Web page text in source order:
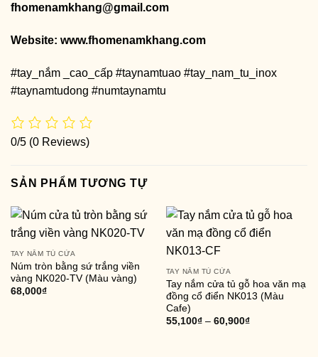
fhomenamkhang@gmail.com
Website: www.fhomenamkhang.com
#tay_nắm _cao_cấp #taynamtuao #tay_nam_tu_inox
#taynamtudong #numtaynamtu
0/5 (0 Reviews)
SẢN PHẨM TƯƠNG TỰ
TAY NẮM TỦ CỬA
Núm tròn bằng sứ trắng viền
vàng NK020-TV (Màu vàng)
68,000₫
TAY NẮM TỦ CỬA
Tay nắm cửa tủ gỗ hoa văn mạ
đồng cổ điển NK013 (Màu
Cafe)
55,100₫– 60,900₫